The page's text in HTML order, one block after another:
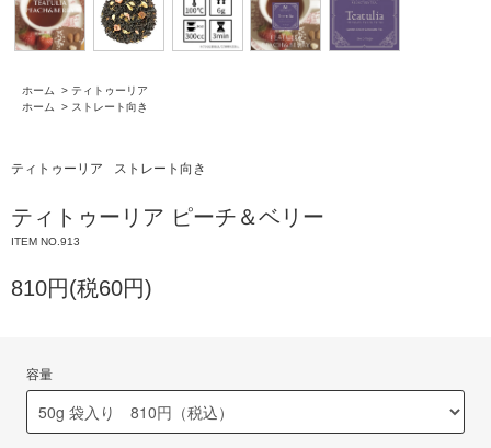
ホーム > ティトゥーリア
ホーム
> ストレート向き
ティトゥーリア ストレート向き
ティトゥーリア ピーチ＆ベリー
ITEM NO.913
810円(税60円)
容量